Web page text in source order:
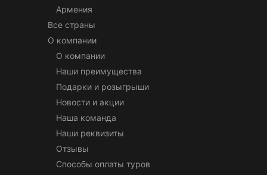
Армения
Все страны
О компании
О компании
Наши преимущества
Подарки и розыгрыши
Новости и акции
Наша команда
Наши реквизиты
Отзывы
Способы оплаты туров